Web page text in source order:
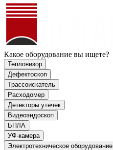
Какое оборудование вы ищете?
Тепловизор
Дефектоскоп
Трассоискатель
Расходомер
Детекторы утечек
Видеоэндоскоп
БПЛА
УФ-камера
Электротехническое оборудование